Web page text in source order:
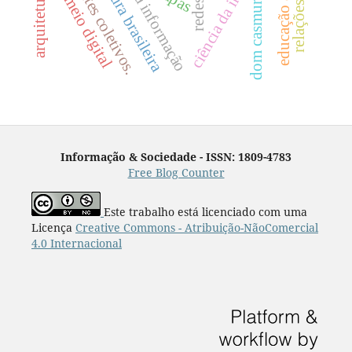
dom casmurro
meio digital
Informação & Sociedade - ISSN: 1809-4783
Free Blog Counter
Este trabalho está licenciado com uma
Licença Creative Commons - Atribuição-NãoComercial
4.0 Internacional